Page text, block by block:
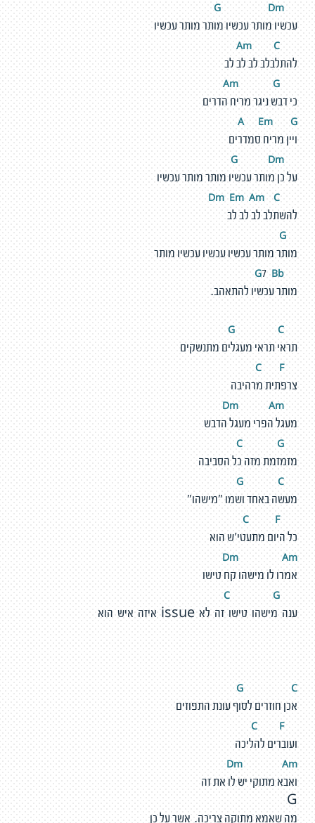
Dm
עכשיו מותר עכשיו מותר מותר עכשיו
m C
להתלבלב לב לב לב
m G
כי דבש ניגר מריח הדרים
A Em G
ויין מריח סמדרים
Dm
על כן מותר עכשיו מותר מותר עכשיו
m Em Am C
להשתלב לב לב לב
מותר מותר עכשיו עכשיו עכשיו מותר
7 Bb
מותר עכשיו להתאהב.
C
תראי תראי מעגלים מתנשקים
C
F
צרפתית מרהיבה
m Am
מעגל הפרי מעגל הדבש
G
מזמזמת מזה כל הסביבה
C
מעשה באחד ושמו "מישהו"
C
F
כל היום מתעטי'ש הוא
Dm Am
אמרו לו מישהו קח טישו
G
ענה מישהו טישו זה לא issue איזה איש הוא
G C
אכן חוזרים לסוף עונת התפוזים
C
F
ועוברים להליכה
Dm Am
ואבא מתוקי יש לו את זה
G
מה שאמא מתוקה צריכה. אשר על כן